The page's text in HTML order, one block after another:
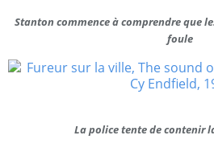
Stanton commence à comprendre que
foule
La police tente de contenir